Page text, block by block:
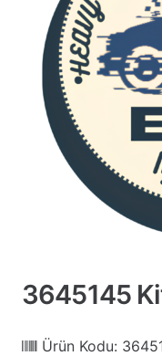
3645145
Ürün Kodu: